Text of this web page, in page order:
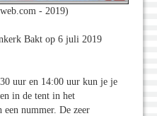
- 2019)
Bakt op 6 juli 2019
uur en 14:00 uur kun je je
in de tent in het
nummer. De zeer